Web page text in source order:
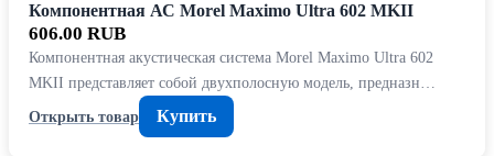
Компонентная АС Morel Maximo Ultra 602 MKII
606.00 RUB
Компонентная акустическая система Morel Maximo Ultra 602
MKII представляет собой двухполосную модель, предназн…
Открыть товар
Купить